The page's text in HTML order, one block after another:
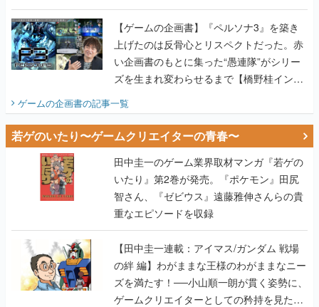
画書】
【ゲームの企画書】『ペルソナ3』を築き
上げたのは反骨心とリスペクトだった。赤
い企画書のもとに集った“愚連隊”がシリー
ズを生まれ変わらせるまで【橋野桂インタ
ゲームの企画書の記事一覧
若ゲのいたり〜ゲームクリエイターの青春〜
田中圭一のゲーム業界取材マンガ『若ゲの
いたり』第2巻が発売。『ポケモン』田尻
智さん、『ゼビウス』遠藤雅伸さんらの貴
重なエピソードを収録
【田中圭一連載：アイマス/ガンダム 戦場
の絆 編】わがままな王様のわがままなニー
ズを満たす！──小山順一朗が貫く姿勢に、
ゲームクリエイターとしての矜持を見た